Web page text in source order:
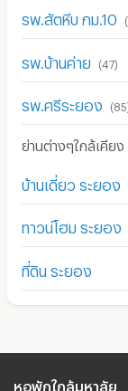
รพ.สัตหีบ กม.10 (
รพ.บ้านค่าย (47)
รพ.ศรีระยอง (85
ย่านต่างๆใกล้เคียง
บ้านเดี่ยว ระยอง
ทาวน์โฮม ระยอง
ที่ดิน ระยอง
หอพักใกล้มหาลัย